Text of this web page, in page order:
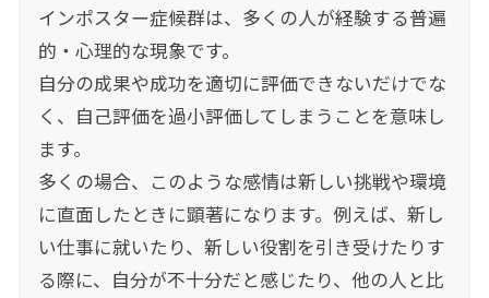
インポスター症候群は、多くの人が経験する普遍
的・心理的な現象です。
自分の成果や成功を適切に評価できないだけでな
く、自己評価を過小評価してしまうことを意味し
ます。
多くの場合、このような感情は新しい挑戦や環境
に直面したときに顕著になります。例えば、新し
い仕事に就いたり、新しい役割を引き受けたりす
る際に、自分が不十分だと感じたり、他の人と比